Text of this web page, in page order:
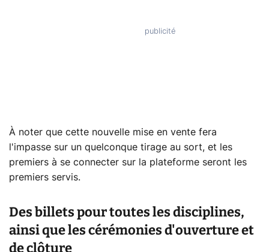
À noter que cette nouvelle mise en vente fera
l'impasse sur un quelconque tirage au sort, et les
premiers à se connecter sur la plateforme seront les
premiers servis.
Des billets pour toutes les disciplines,
ainsi que les cérémonies d'ouverture et
de clôture